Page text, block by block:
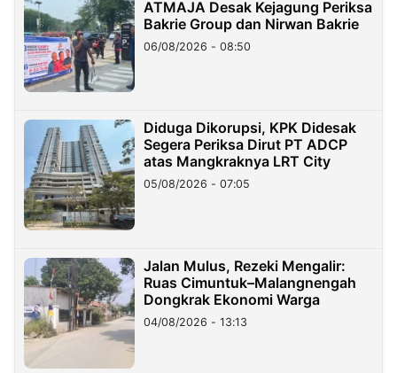
ATMAJA Desak Kejagung Periksa
Bakrie Group dan Nirwan Bakrie
06/08/2026 - 08:50
Diduga Dikorupsi, KPK Didesak
Segera Periksa Dirut PT ADCP
atas Mangkraknya LRT City
05/08/2026 - 07:05
Jalan Mulus, Rezeki Mengalir:
Ruas Cimuntuk–Malangnengah
Dongkrak Ekonomi Warga
04/08/2026 - 13:13